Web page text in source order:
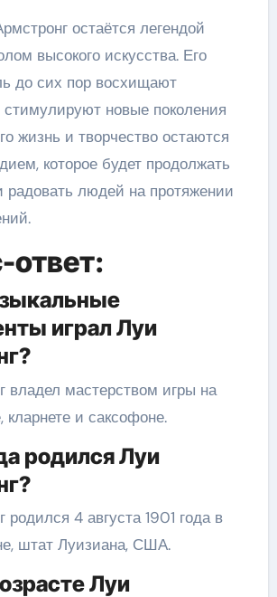
остаётся легендой
высокого искусства. Его
до сих пор восхищают
новые поколения
жизнь и творчество остаются
которое будет продолжать
радовать людей на протяжении
ответ:
играл Луи
владел мастерством игры на
кларнете и саксофоне.
родился Луи
родился 4 августа 1901 года в
штат Луизиана, США.
Луи